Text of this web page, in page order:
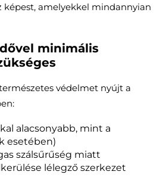
képest, amelyekkel mindannyian
minimális
védelmet nyújt a
alacsonyabb, mint a
esetében)
szálsűrűség miatt
lélegző szerkezet